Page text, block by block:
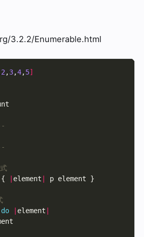
3.2.2/Enumerable.html
2,3,4,5]
{ element
do element